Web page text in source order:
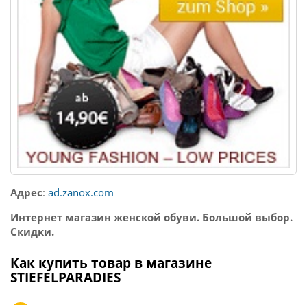
Адрес: ad.zanox.com
Интернет магазин женской обуви. Большой выбор.
Скидки.
Как купить товар в магазине
STIEFELPARADIES